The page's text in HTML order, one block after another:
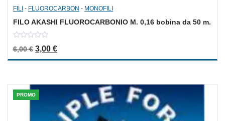
FILI - FLUOROCARBON - MONOFILI
FILO AKASHI FLUOROCARBONIO M. 0,16 bobina da 50 m.
out
6,00€ Il prezzo originale era: 6,00 €.
3,00 €Il prezzo attuale è: 3,00 €.
PROMO